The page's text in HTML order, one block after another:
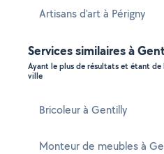
Artisans d'art à Périgny
Services similaires à
Ayant le plus de résultats et étant
ville
Bricoleur à Gentilly
Monteur de meubles à